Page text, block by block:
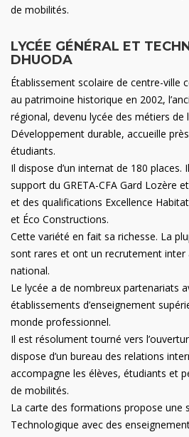
de mobilités.
LYCÉE GÉNÉRAL ET
DHUODA
Établissement scolaire de centre-ville
au patrimoine historique en 2002,
régional, devenu lycée des métiers de
Développement durable, accueille
étudiants.
Il dispose d’un internat de 180 places.
support du GRETA-CFA Gard Lozère
et des qualifications Excellence
et Éco Constructions.
Cette variété en fait sa richesse. La
sont rares et ont un recrutement inter
national.
Le lycée a de nombreux partenariats
établissements d’enseignement
monde professionnel.
Il est résolument tourné vers
dispose d’un bureau des relations
accompagne les élèves, étudiants et
de mobilités.
La carte des formations propose une
Technologique avec des